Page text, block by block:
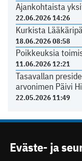
Ajankohtaista
22.06.2026 14:26
Kurkista
18.06.2026 08:58
Poikkeuksia
11.06.2026 12:21
Tasavallan
arvonimen Päivi
22.05.2026 11:49
Mediakortti
Eväste- ja